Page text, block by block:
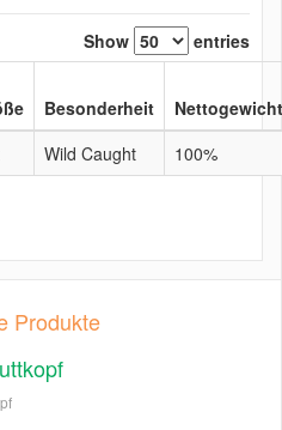
Show
entries
Besonderheit
Nettogewicht
Wild Caught 100%
Produkte